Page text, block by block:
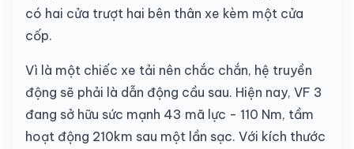
có hai cửa trượt hai bên thân xe kèm một cửa
cốp.
Vì là một chiếc xe tải nên chắc chắn, hệ truyền
động sẽ phải là dẫn động cầu sau. Hiện nay, VF 3
đang sở hữu sức mạnh 43 mã lực - 110 Nm, tầm
hoạt động 210km sau một lần sạc. Với kích thước